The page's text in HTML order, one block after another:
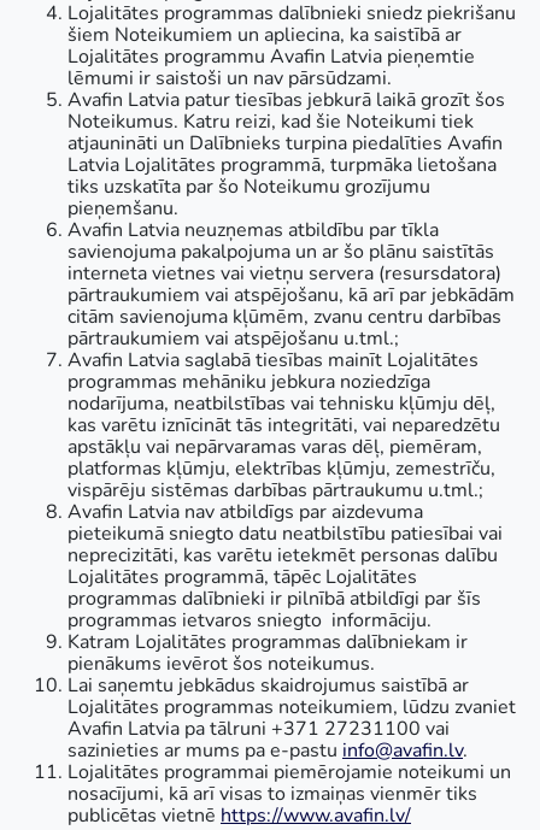
Lojalitātes programmas dalībnieki sniedz piekrišanu
šiem Noteikumiem un apliecina, ka saistībā ar
Lojalitātes programmu Avafin Latvia pieņemtie
lēmumi ir saistoši un nav pārsūdzami.
Avafin Latvia patur tiesības jebkurā laikā grozīt šos
Noteikumus. Katru reizi, kad šie Noteikumi tiek
atjaunināti un Dalībnieks turpina piedalīties Avafin
Latvia Lojalitātes programmā, turpmāka lietošana
tiks uzskatīta par šo Noteikumu grozījumu
pieņemšanu.
Avafin Latvia neuzņemas atbildību par tīkla
savienojuma pakalpojuma un ar šo plānu saistītās
interneta vietnes vai vietņu servera (resursdatora)
pārtraukumiem vai atspējošanu, kā arī par jebkādām
citām savienojuma kļūmēm, zvanu centru darbības
pārtraukumiem vai atspējošanu u.tml.;
Avafin Latvia saglabā tiesības mainīt Lojalitātes
programmas mehāniku jebkura noziedzīga
nodarījuma, neatbilstības vai tehnisku kļūmju dēļ,
kas varētu iznīcināt tās integritāti, vai neparedzētu
apstākļu vai nepārvaramas varas dēļ, piemēram,
platformas kļūmju, elektrības kļūmju, zemestrīču,
vispārēju sistēmas darbības pārtraukumu u.tml.;
Avafin Latvia nav atbildīgs par aizdevuma
pieteikumā sniegto datu neatbilstību patiesībai vai
neprecizitāti, kas varētu ietekmēt personas dalību
Lojalitātes programmā, tāpēc Lojalitātes
programmas dalībnieki ir pilnībā atbildīgi par šīs
programmas ietvaros sniegto informāciju.
Katram Lojalitātes programmas dalībniekam ir
pienākums ievērot šos noteikumus.
Lai saņemtu jebkādus skaidrojumus saistībā ar
Lojalitātes programmas noteikumiem, lūdzu zvaniet
Avafin Latvia pa tālruni +371 27231100 vai
sazinieties ar mums pa e-pastu info@avafin.lv.
Lojalitātes programmai piemērojamie noteikumi un
nosacījumi, kā arī visas to izmaiņas vienmēr tiks
publicētas vietnē https://www.avafin.lv/